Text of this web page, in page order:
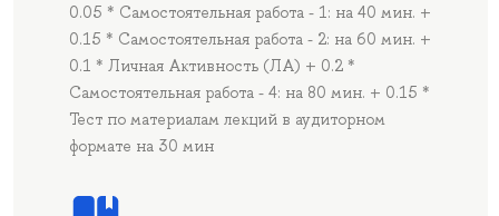
0.05 * Самостоятельная работа - 1: на 40 мин. +
0.15 * Самостоятельная работа - 2: на 60 мин. +
0.1 * Личная Активность (ЛА) + 0.2 *
Cамостоятельная работа - 4: на 80 мин. + 0.15 *
Тест по материалам лекций в аудиторном
формате на 30 мин